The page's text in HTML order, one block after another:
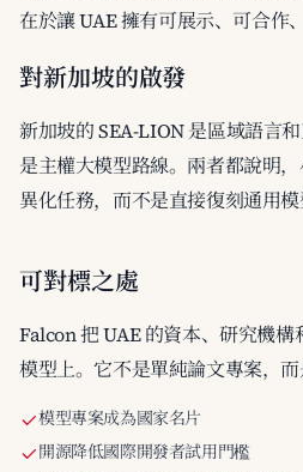
在於讓 UAE 擁有可展示、可合作
對新加坡的啟發
新加坡的 SEA-LION 是區域語言
是主權大模型路線。兩者都說明
異化任務，而不是直接復刻通用模
可對標之處
Falcon 把 UAE 的資本、研究機
模型上。它不是單純論文專案，而
模型專案成為國家名片
開源降低國際開發者試用門檻